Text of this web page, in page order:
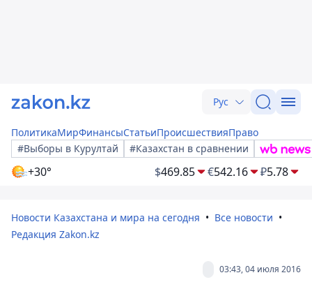
Рус
ПолитикаМирФинансыСтатьиПроисшествияПраво
#Выборы в Курултай
#Казахстан в сравнении
+30° $469.85 €542.16 ₽5.78
Новости Казахстана и мира на сегодня
Все новости
Редакция Zakon.kz
03:43, 04 июля 2016